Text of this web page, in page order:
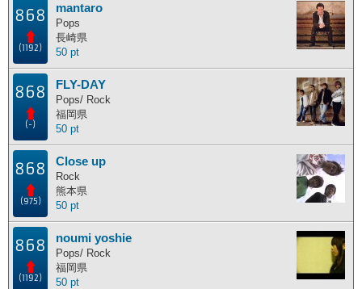
868
(1192)
mantaro
Pops
長崎県
50 pt
868
(-)
FLY-DAY
Pops/ Rock
福岡県
50 pt
868
(975)
Close up
Rock
熊本県
50 pt
868
(1192)
noumi yoshie
Pops/ Rock
福岡県
50 pt